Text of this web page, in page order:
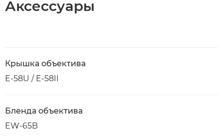
Аксессуары
Крышка объектива
E-58U / E-58II
Бленда объектива
EW-65B